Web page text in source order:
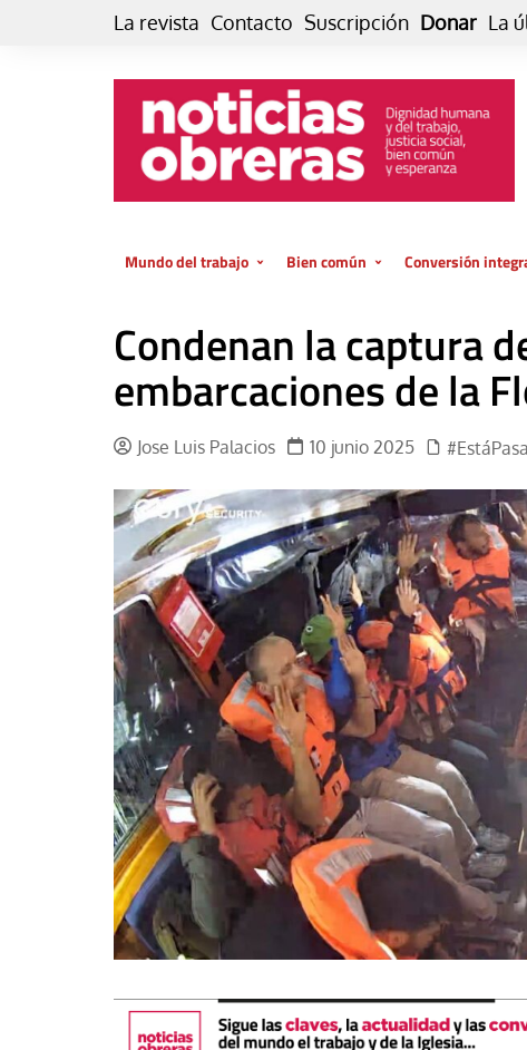
La revista Contacto Suscripción Donar La
Mundo del trabajo
El trabajo es para la vida
GlobalizAcción
MMTC
Laboral
La mundialización
El amor en el mundo
Los empobrecidos por el
mundo
Radio — Mundo obrero hoy
Vidas precarias
Bien común
Economía
Conversión
de vida… es
El cuidado de la
Experiencia
Cultura
Libro
Cine
Dos minutos
Aplicaciones
Música
Poesía
Relato
Condenan la captura
embarcaciones de la
Jose Luis Palacios 10 junio 2025